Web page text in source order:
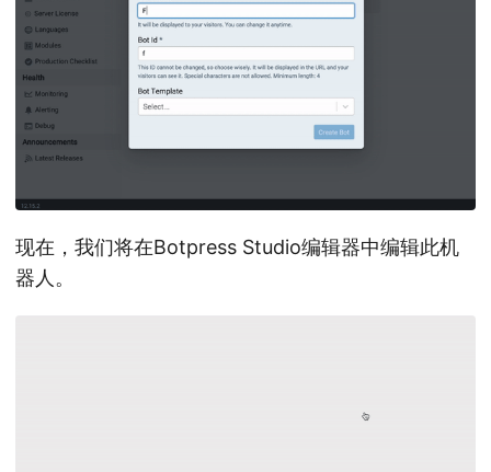
现在，我们将在Botpress Studio编辑器中编辑此机
器人。